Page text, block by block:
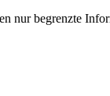
nur begrenzte